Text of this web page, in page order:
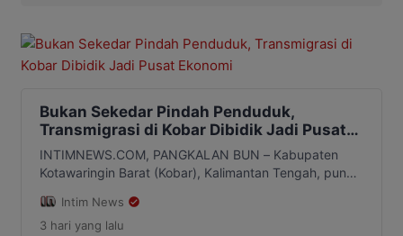
Bukan Sekedar Pindah Penduduk,
Transmigrasi di Kobar Dibidik Jadi Pusat
Ekonomi
INTIMNEWS.COM, PANGKALAN BUN – Kabupaten
Kotawaringin Barat (Kobar), Kalimantan Tengah, punya
transmigrasi. Pak sekedar memindahkan penduduk,
transmigrasi diarahkan menjadi bagian dari strategi
Intim News
3 hari yang lalu